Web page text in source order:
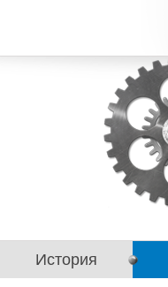
История